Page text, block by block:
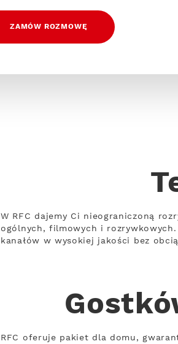
ZAMÓW ROZMOWĘ
W RFC dajemy Ci nieograniczoną
ogólnych, filmowych i
kanałów w wysokiej jakości bez
RFC oferuje pakiet dla domu,